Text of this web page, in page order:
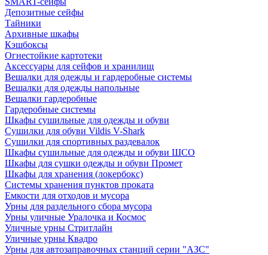
Депозитные сейфы
Тайники
Архивные шкафы
Кэшбоксы
Огнестойкие картотеки
Аксессуары для сейфов и хранилищ
Вешалки для одежды и гардеробные системы
Вешалки для одежды напольные
Вешалки гардеробные
Гардеробные системы
Шкафы сушильные для одежды и обуви
Сушилки для обуви Vildis V-Shark
Сушилки для спортивных раздевалок
Шкафы сушильные для одежды и обуви ШСО
Шкафы для сушки одежды и обуви Промет
Шкафы для хранения (локербокс)
Системы хранения пунктов проката
Емкости для отходов и мусора
Урны для раздельного сбора мусора
Урны уличные Уралочка и Космос
Уличные урны Стритлайн
Уличные урны Квадро
Урны для автозаправочных станций серии "АЗС"